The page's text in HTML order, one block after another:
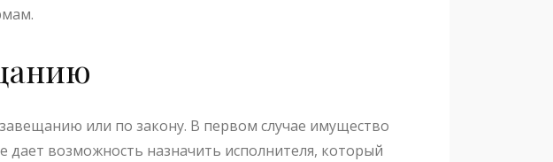
или по закону. В первом случае имущество
возможность назначить исполнителя, который